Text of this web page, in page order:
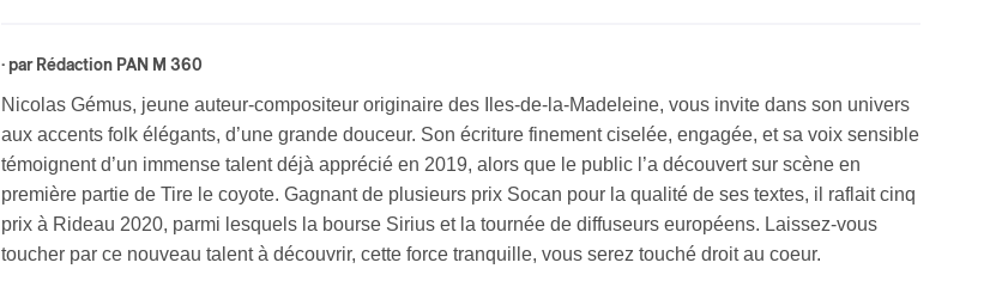
· par Rédaction PAN M 360
Nicolas Gémus, jeune auteur-compositeur originaire des Iles-de-la-Madeleine, vous invite dans son univers
aux accents folk élégants, d’une grande douceur. Son écriture finement ciselée, engagée, et sa voix sensible
témoignent d’un immense talent déjà apprécié en 2019, alors que le public l’a découvert sur scène en
première partie de Tire le coyote. Gagnant de plusieurs prix Socan pour la qualité de ses textes, il raflait cinq
prix à Rideau 2020, parmi lesquels la bourse Sirius et la tournée de diffuseurs européens. Laissez-vous
toucher par ce nouveau talent à découvrir, cette force tranquille, vous serez touché droit au coeur.